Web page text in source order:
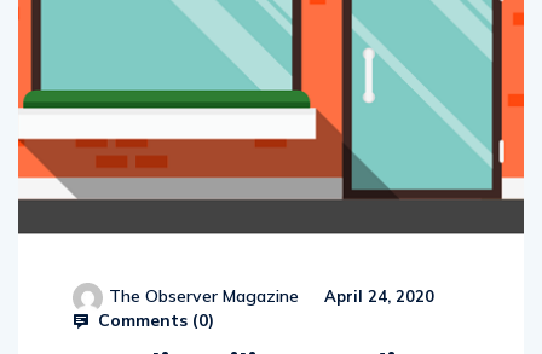
The Observer Magazine April 24, 2020
Comments (0)